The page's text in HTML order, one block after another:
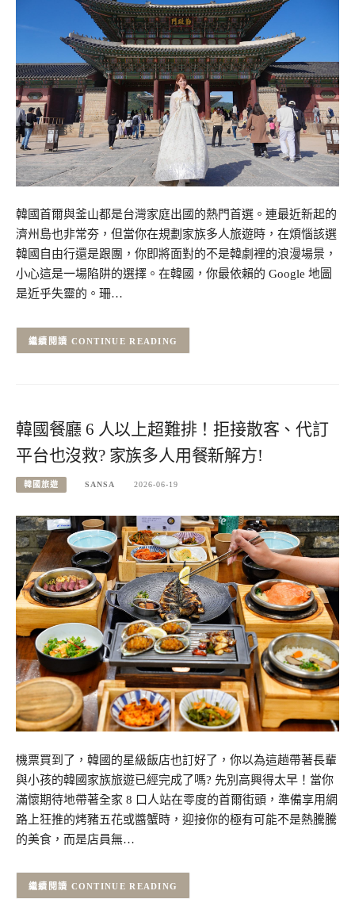
韓國首爾與釜山都是台灣家庭出國的熱門首選。連最近新起的
濟州島也非常夯，但當你在規劃家族多人旅遊時，在煩惱該選
韓國自由行還是跟團，你即將面對的不是韓劇裡的浪漫場景，
小心這是一場陷阱的選擇。在韓國，你最依賴的 Google 地圖
是近乎失靈的。珊…
CONTINUE READING
韓國餐廳 6 人以上超難排！拒接散客、代訂
平台也沒救? 家族多人用餐新解方!
韓國旅遊 SANSA 2026-06-19
機票買到了，韓國的星級飯店也訂好了，你以為這趟帶著長輩
與小孩的韓國家族旅遊已經完成了嗎? 先別高興得太早！當你
滿懷期待地帶著全家 8 口人站在零度的首爾街頭，準備享用網
路上狂推的烤豬五花或醬蟹時，迎接你的極有可能不是熱騰騰
的美食，而是店員無…
CONTINUE READING